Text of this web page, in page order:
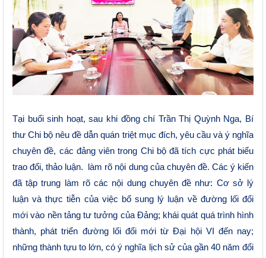
Tại buổi sinh hoạt, sau khi đồng chí Trần Thị Quỳnh Nga, Bí
thư Chi bộ nêu đề dẫnquán triệt mục đích, yêu cầu và ý nghĩa
chuyên đề, các đảng viêntrong Chi bộ đãtích cực phát biểu
trao đổi, thảo luận. làm rõ nội dung của chuyên đề. Các ý kiến
đã tập trung làm rõ các nội dung chuyên đề như: Cơ sở lý
luận và thực tiễn của việc bổ sung lý luận về đường lối đổi
mới vào nền tảng tư tưởng của Đảng; khái quát quá trình hình
thành, phát triển đường lối đổi mới từ Đại hội VI đến nay;
những thành tựu to lớn, có ý nghĩa lịch sử của gần 40 năm đổi